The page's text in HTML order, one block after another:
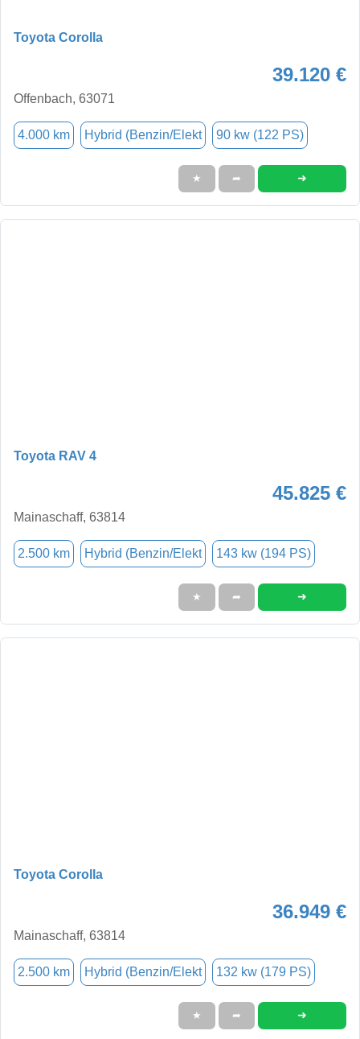
Toyota Corolla
39.120 €
Offenbach, 63071
4.000 km Hybrid (Benzin/Elekt 90 kw (122 PS)
★ ➦ ➜
Toyota RAV 4
45.825 €
Mainaschaff, 63814
2.500 km Hybrid (Benzin/Elekt 143 kw (194 PS)
★ ➦ ➜
Toyota Corolla
36.949 €
Mainaschaff, 63814
2.500 km Hybrid (Benzin/Elekt 132 kw (179 PS)
★ ➦ ➜